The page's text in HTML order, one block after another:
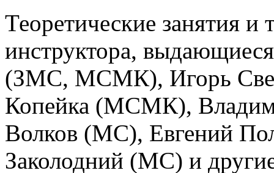
Теоретические занятия
инструктора,
(ЗМС, МСМК), Игорь
Копейка (МСМК),
Волков (МС), Евгений
Заколодний (МС) и